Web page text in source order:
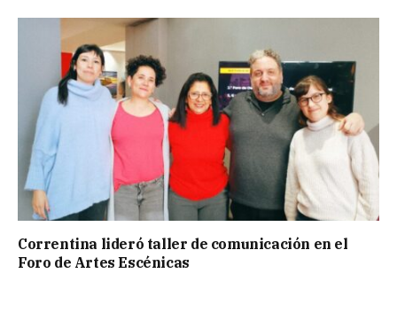
Correntina lideró taller de comunicación en el
Foro de Artes Escénicas